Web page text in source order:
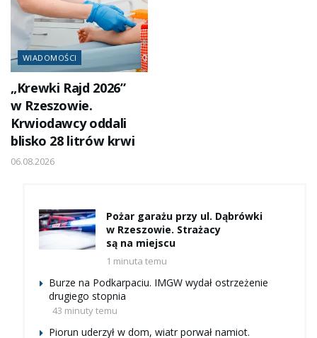
WIADOMOŚCI
„Krewki Rajd 2026”
w Rzeszowie.
Krwiodawcy oddali
blisko 28 litrów krwi
06.08.2026
Pożar garażu przy ul. Dąbrówki
w Rzeszowie. Strażacy
są na miejscu
1 minuta temu
Burze na Podkarpaciu. IMGW wydał ostrzeżenie
drugiego stopnia
43 minuty temu
Piorun uderzył w dom, wiatr porwał namiot.